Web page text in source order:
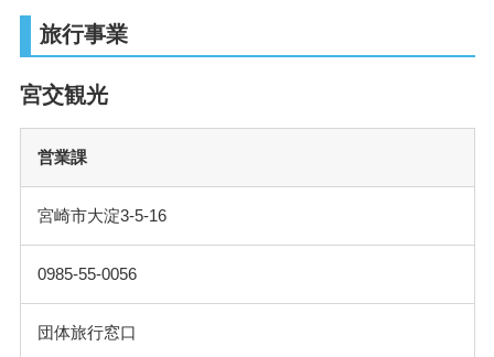
旅行事業
宮交観光
営業課
宮崎市大淀3-5-16
0985-55-0056
団体旅行窓口